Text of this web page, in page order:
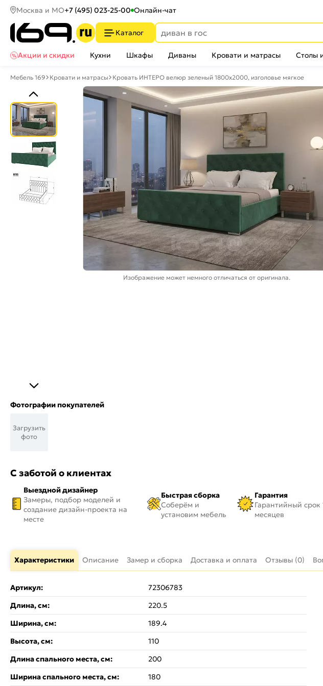
Москва и МО+7 (495) 023-25-00 Онлайн-чат
Каталог
Акции и скидки
Кухни Шкафы Диваны Кровати и матрасы Столы
Мебель 169 Кровати и матрасы Кровать ИНТЕРО велюр зеленый 1800x2000, изголовье мягкое
Изображение может немного отличаться от оригинала.
Фотографии покупателей
Загрузить
фото
С заботой о клиентах
Выездной дизайнер
Замеры, подбор моделей и
создание дизайн-проекта на
месте
Быстрая сборка
Соберём и
установим мебель
Гарантия
Гарантийный срок
месяцев
Характеристики Описание Замер и сборка Доставка и оплата Отзывы (0)
Артикул:
72306783
Длина, см:
220.5
Ширина, см:
189.4
Высота, см:
110
Длина спального места, см:
200
Ширина спального места, см:
180